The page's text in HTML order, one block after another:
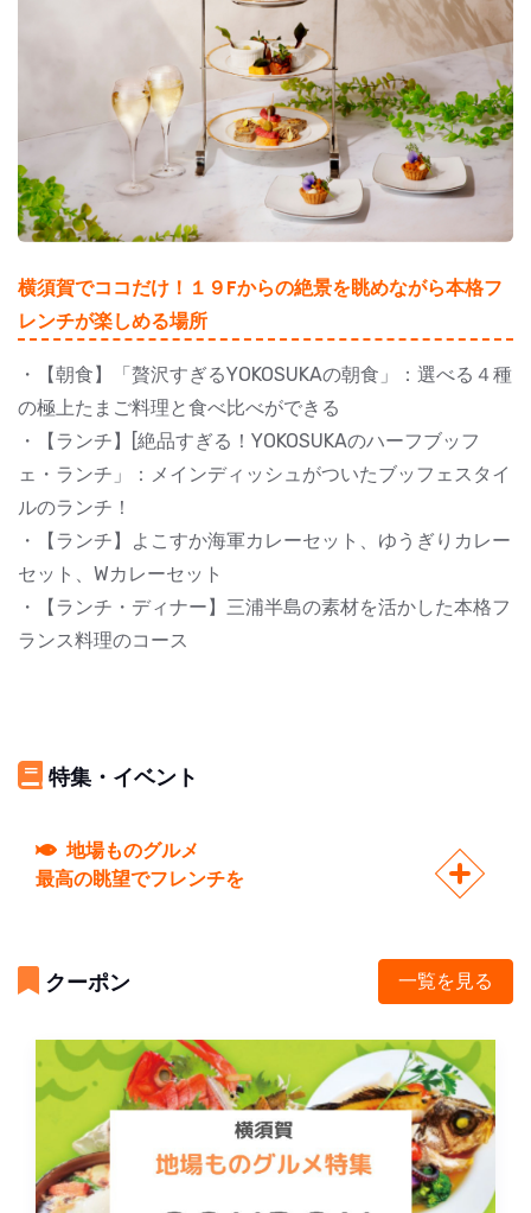
横須賀でココだけ！１９Fからの絶景を眺めながら本格フ
レンチが楽しめる場所
・【朝食】「贅沢すぎるYOKOSUKAの朝食」：選べる４種
の極上たまご料理と食べ比べができる
・【ランチ】[絶品すぎる！YOKOSUKAのハーフブッフ
ェ・ランチ」：メインディッシュがついたブッフェスタイ
ルのランチ！
・【ランチ】よこすか海軍カレーセット、ゆうぎりカレー
セット、Wカレーセット
・【ランチ・ディナー】三浦半島の素材を活かした本格フ
ランス料理のコース
特集・イベント
地場ものグルメ
最高の眺望でフレンチを
クーポン 一覧を見る